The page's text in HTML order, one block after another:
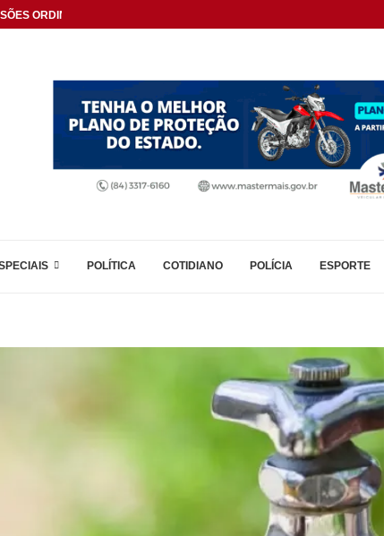
ORDINÁRIAS
POLÍTICA COTIDIANO POLÍCIA ESPORTE